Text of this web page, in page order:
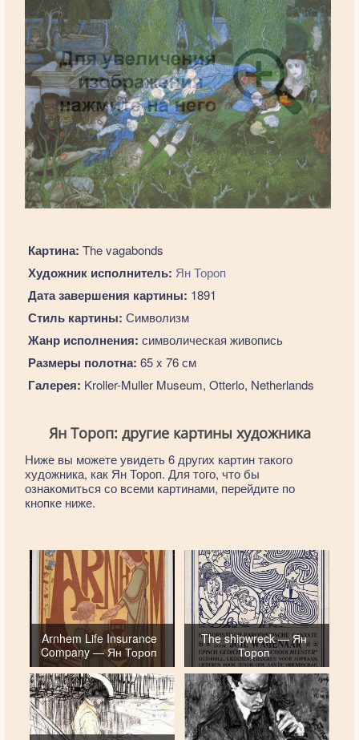
Картина: The vagabonds
Художник исполнитель: Ян Тороп
Дата завершения картины: 1891
Стиль картины: Символизм
Жанр исполнения: символическая живопись
Размеры полотна: 65 x 76 см
Галерея: Kroller-Muller Museum, Otterlo, Netherlands
Ян Тороп: другие картины художника
Ниже вы можете увидеть 6 других картин такого
художника, как Ян Тороп. Для того, что бы
ознакомиться со всеми картинами, перейдите по
кнопке ниже.
Arnhem Life Insurance
Company — Ян Тороп
The shipwreck — Ян
Тороп